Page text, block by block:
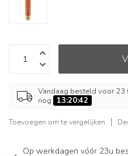
Vandaag besteld voor
nog
13:20:42
Toevoegen om te vergelijken
Op werkdagen vóór 23u